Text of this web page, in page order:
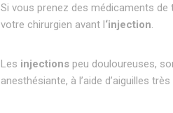
Si vous prenez des médicaments
votre chirurgien avant l ‘injection.
Les injections peu douloureuses,
anesthésiante, à l’aide d’aiguilles